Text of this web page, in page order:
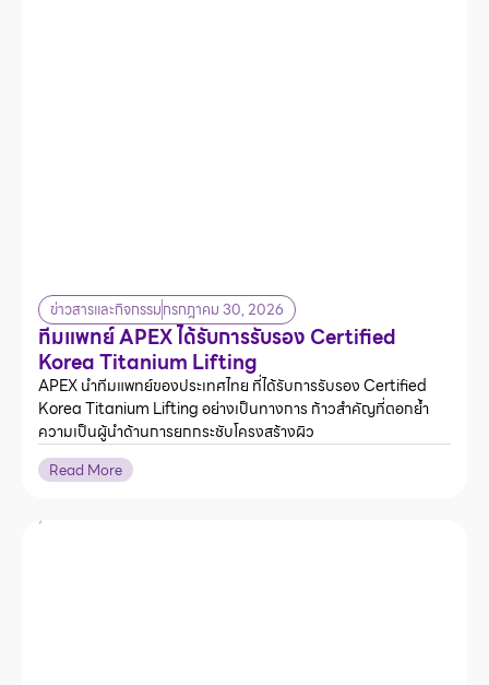
ข่าวสารและกิจกรรมกรกฎาคม 30, 2026
ทีมแพทย์ APEX ได้รับการรับรอง Certified
Korea Titanium Lifting
APEX นำทีมแพทย์ของประเทศไทย ที่ได้รับการรับรอง Certified
Korea Titanium Lifting อย่างเป็นทางการ ก้าวสำคัญที่ตอกย้ำ
ความเป็นผู้นำด้านการยกกระชับโครงสร้างผิว
Read More